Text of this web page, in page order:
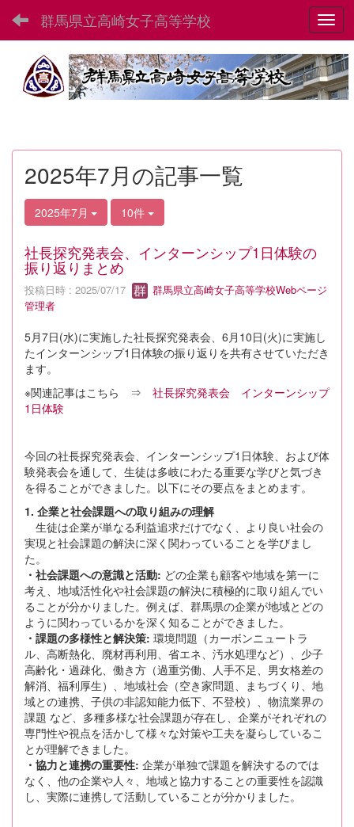
群馬県立高崎女子高等学校
2025年7月の記事一覧
2025年7月 10件
社長探究発表会、インターンシップ1日体験の
振り返りまとめ
投稿日時 : 2025/07/17
群馬県立高崎女子高等学校Webページ
管理者
5月7日(水)に実施した社長探究発表会、6月10日(火)に実施し
たインターンシップ1日体験の振り返りを共有させていただき
ます。
※関連記事はこちら ⇒ 社長探究発表会
インターンシップ
1日体験
今回の社長探究発表会、インターンシップ1日体験、および体
験発表会を通して、生徒は多岐にわたる重要な学びと気づき
を得ることができました。以下にその要点をまとめます。
1. 企業と社会課題への取り組みの理解
生徒は企業が単なる利益追求だけでなく、より良い社会の
実現と社会課題の解決に深く関わっていることを学びまし
た。
・社会課題への意識と活動: どの企業も顧客や地域を第一に
考え、地域活性化や社会課題の解決に積極的に取り組んでい
ることが分かりました。例えば、群馬県の企業が地域とどの
ように関わっているかを深く知ることができました。
・課題の多様性と解決策: 環境問題（カーボンニュートラ
ル、高断熱化、廃材再利用、省エネ、汚水処理など）、少子
高齢化・過疎化、働き方（過重労働、人手不足、男女格差の
解消、福利厚生）、地域社会（空き家問題、まちづくり、地
域との連携、子供の非認知能力低下、不登校）、物流業界の
課題 など、多種多様な社会課題が存在し、企業がそれぞれの
専門性や視点を活かして様々な対策や工夫を凝らしているこ
とが理解できました。
・協力と連携の重要性: 企業が単独で課題を解決するのでは
なく、他の企業や人々、地域と協力することの重要性を認識
し、実際に連携して活動していることが分かりました。